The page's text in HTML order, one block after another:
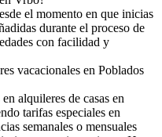
el momento en que inicias
durante el proceso de
con facilidad y
vacacionales en Poblados
alquileres de casas en
tarifas especiales en
semanales o mensuales